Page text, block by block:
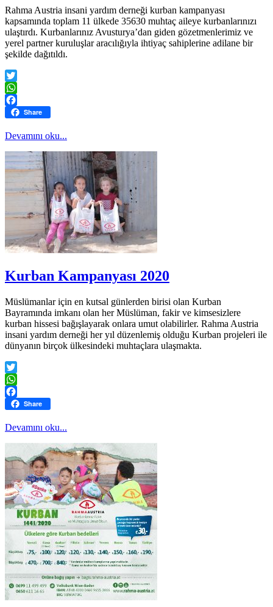
Rahma Austria insani yardım derneği kurban kampanyası
kapsamında toplam 11 ülkede 35630 muhtaç aileye kurbanlarınızı
ulaştırdı. Kurbanlarınız Avusturya’dan giden gözetmenlerimiz ve
yerel partner kuruluşlar aracılığıyla ihtiyaç sahiplerine adilane bir
şekilde dağıtıldı.
Twitter
WhatsApp
Facebook
Share
Devamını oku...
Kurban Kampanyası 2020
Müslümanlar için en kutsal günlerden birisi olan Kurban
Bayramında imkanı olan her Müslüman, fakir ve kimsesizlere
kurban hissesi bağışlayarak onlara umut olabilirler. Rahma Austria
insani yardım derneği her yıl düzenlemiş olduğu Kurban projeleri ile
dünyanın birçok ülkesindeki muhtaçlara ulaşmakta.
Twitter
WhatsApp
Facebook
Share
Devamını oku...